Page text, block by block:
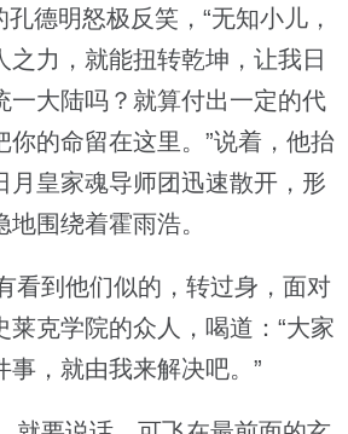
德明怒极反笑，“无知小儿，
之力，就能扭转乾坤，让我日
一大陆吗？就算付出一定的代
你的命留在这里。”说着，他抬
月皇家魂导师团迅速散开，形
围绕着霍雨浩。
到他们似的，转过身，面对
莱克学院的众人，喝道：“大家
事，就由我来解决吧。”